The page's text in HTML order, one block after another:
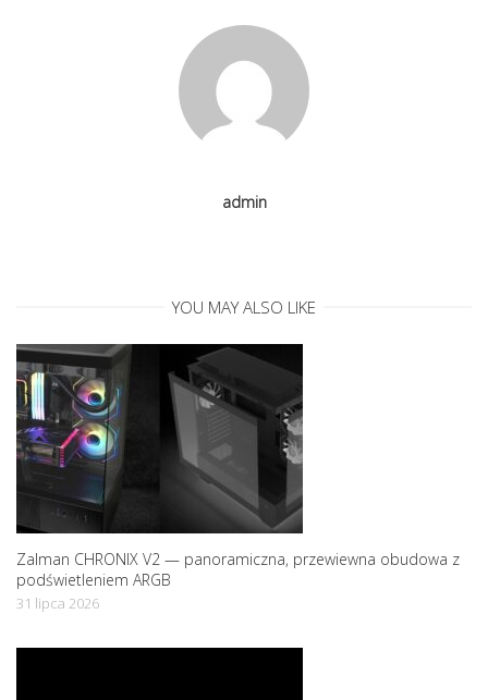
i
o
n
admin
YOU MAY ALSO LIKE
Zalman CHRONIX V2 — panoramiczna, przewiewna obudowa z
podświetleniem ARGB
31 lipca 2026